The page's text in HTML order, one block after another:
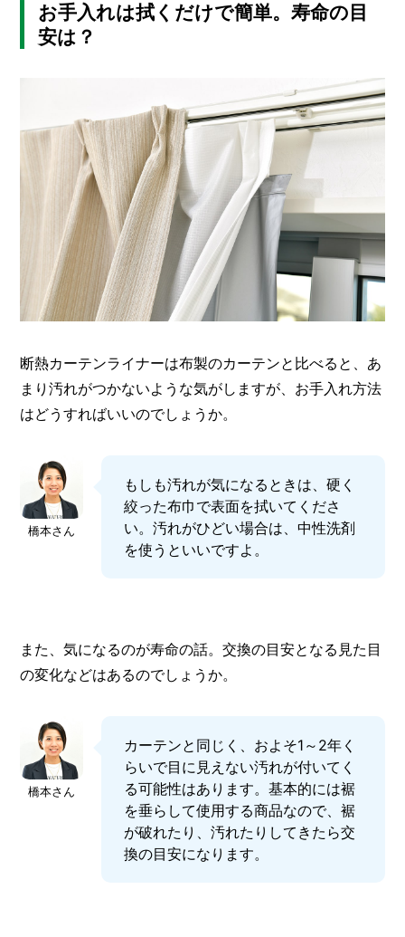
お手入れは拭くだけで簡単。寿命の目
安は？
断熱カーテンライナーは布製のカーテンと比べると、あ
まり汚れがつかないような気がしますが、お手入れ方法
はどうすればいいのでしょうか。
橋本さん
もしも汚れが気になるときは、硬く
絞った布巾で表面を拭いてくださ
い。汚れがひどい場合は、中性洗剤
を使うといいですよ。
また、気になるのが寿命の話。交換の目安となる見た目
の変化などはあるのでしょうか。
橋本さん
カーテンと同じく、およそ1～2年く
らいで目に見えない汚れが付いてく
る可能性はあります。基本的には裾
を垂らして使用する商品なので、裾
が破れたり、汚れたりしてきたら交
換の目安になります。